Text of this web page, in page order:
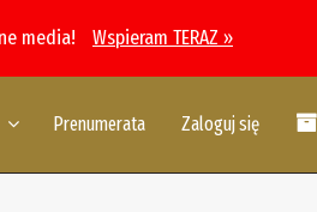
media! Wspieram TERAZ »
Prenumerata Zaloguj się